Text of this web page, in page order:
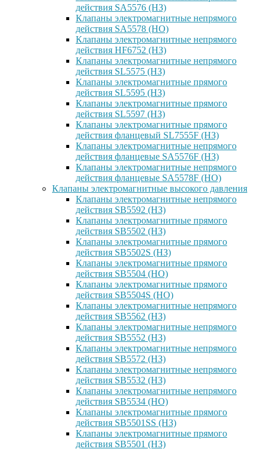
действия SA5576 (НЗ)
Клапаны электромагнитные непрямого
действия SA5578 (НО)
Клапаны электромагнитные непрямого
действия HF6752 (НЗ)
Клапаны электромагнитные непрямого
действия SL5575 (НЗ)
Клапаны электромагнитные прямого
действия SL5595 (НЗ)
Клапаны электромагнитные прямого
действия SL5597 (НЗ)
Клапаны электромагнитные прямого
действия фланцевый SL7555F (НЗ)
Клапаны электромагнитные непрямого
действия фланцевые SA5576F (НЗ)
Клапаны электромагнитные непрямого
действия фланцевые SA5578F (НО)
Клапаны электромагнитные высокого давления
Клапаны электромагнитные непрямого
действия SB5592 (НЗ)
Клапаны электромагнитные прямого
действия SB5502 (НЗ)
Клапаны электромагнитные прямого
действия SB5502S (НЗ)
Клапаны электромагнитные прямого
действия SB5504 (НО)
Клапаны электромагнитные прямого
действия SB5504S (НО)
Клапаны электромагнитные непрямого
действия SB5562 (НЗ)
Клапаны электромагнитные непрямого
действия SB5552 (НЗ)
Клапаны электромагнитные непрямого
действия SB5572 (НЗ)
Клапаны электромагнитные непрямого
действия SB5532 (НЗ)
Клапаны электромагнитные непрямого
действия SB5534 (НО)
Клапаны электромагнитные прямого
действия SB5501SS (НЗ)
Клапаны электромагнитные прямого
действия SB5501 (НЗ)